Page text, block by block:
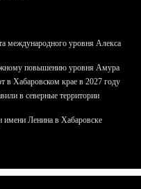
международного уровня Алекса
повышению уровня Амура
в Хабаровском крае в 2027 году
в северные территории
имени Ленина в Хабаровске